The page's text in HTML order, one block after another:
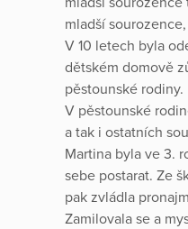
mladší
V 10 letech byla
dětském domově
pěstounské rodiny.
V pěstounské
a tak i ostatních
Martina byla ve 3.
sebe postarat. Ze
pak zvládla
Zamilovala se a